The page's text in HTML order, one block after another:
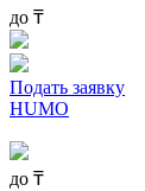
до ₸
Подать заявку
HUMO
до ₸